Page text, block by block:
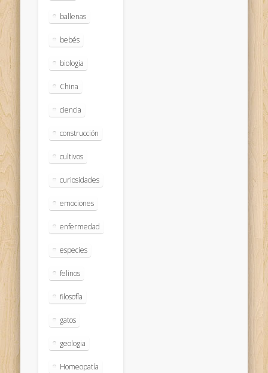
ballenas
bebés
biologia
China
ciencia
construcción
cultivos
curiosidades
emociones
enfermedad
especies
felinos
filosofía
gatos
geologia
Homeopatía